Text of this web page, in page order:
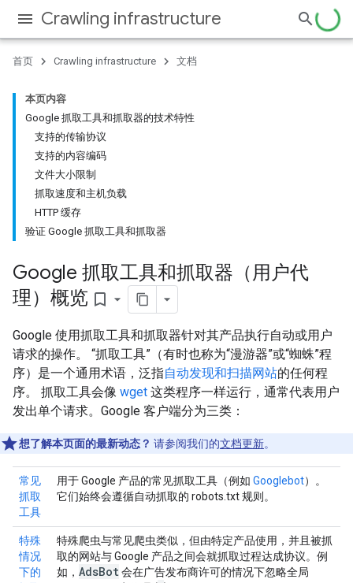
Crawling infrastructure
首页 Crawling infrastructure 文档
本页内容
Google 抓取工具和抓取器的技术特性
支持的传输协议
支持的内容编码
文件大小限制
抓取速度和主机负载
HTTP 缓存
验证 Google 抓取工具和抓取器
Google 抓取工具和抓取器（用户代
理）概览 bookmark_border
Google 使用抓取工具和抓取器针对其产品执行自动或用户
请求的操作。 “抓取工具”（有时也称为“漫游器”或“蜘蛛”程
序）是一个通用术语，泛指自动发现和扫描网站的任何程
序。 抓取工具会像 wget 这类程序一样运行，通常代表用户
发出单个请求。Google 客户端分为三类：
想了解本页面的最新动态？ 请参阅我们的文档更新。
常见
抓取
工具
用于 Google 产品的常见抓取工具（例如 Googlebot）。
它们始终会遵循自动抓取的 robots.txt 规则。
特殊
情况
下的
特殊爬虫与常见爬虫类似，但由特定产品使用，并且被抓
取的网站与 Google 产品之间会就抓取过程达成协议。例
如， AdsBot会在广告发布商许可的情况下忽略全局